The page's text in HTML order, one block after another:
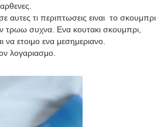
αυτες τι περιπτωσεις ειναι το σκουμπρι
τρωω συχνα. Ενα κουτακι σκουμπρι,
ετοιμο ενα μεσημεριανο.
λογαριασμο.